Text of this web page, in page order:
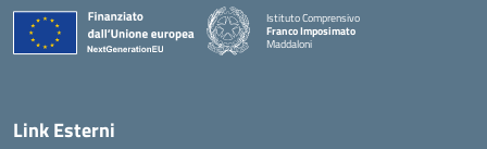
Istituto Comprensivo
Franco Imposimato
Maddaloni
Link Esterni